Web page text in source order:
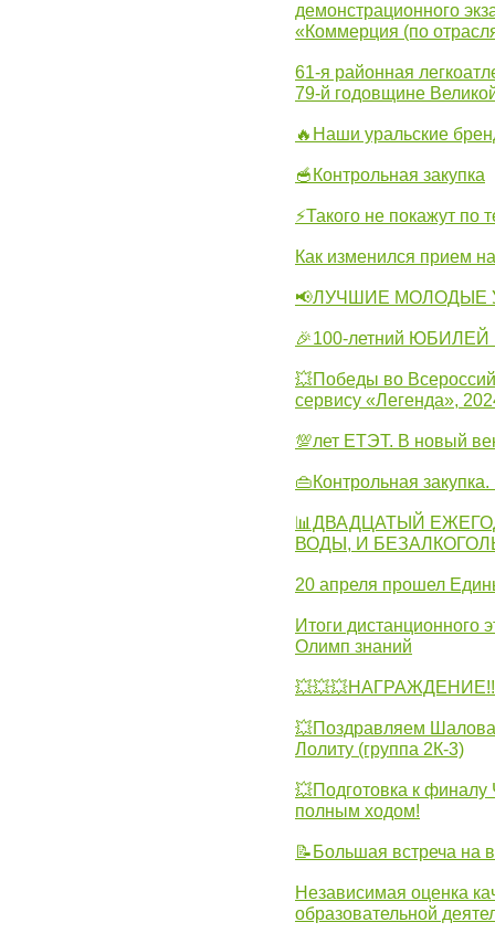
демонстрационного
«Коммерция (по
61-я районная
79-й годовщине
🔥Наши уральские
🥣Контрольная закупка
⚡Такого не покажут по
Как изменился прием
📢ЛУЧШИЕ МОЛОДЫЕ
🎉100-летний ЮБИЛЕЙ
💥Победы во
сервису «Легенда»,
💯лет ЕТЭТ. В новый
👜Контрольная
📊ДВАДЦАТЫЙ
ВОДЫ, И
20 апреля прошел
Итоги дистанционного
Олимп знаний
💥Поздравляем
Лолиту (группа 2К-3)
💥Подготовка к
полным ходом!
📝Большая встреча на
Независимая оценка
образовательной